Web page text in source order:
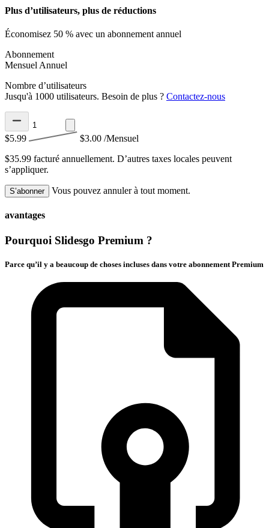
Plus d’utilisateurs, plus de réductions
Économisez 50 % avec un abonnement annuel
Abonnement
Mensuel Annuel
Nombre d’utilisateurs
Jusqu'à 1000 utilisateurs. Besoin de plus ? Contactez-nous
$5.99 $3.00 /Mensuel
$35.99 facturé annuellement. D’autres taxes locales peuvent
s’appliquer.
S’abonner Vous pouvez annuler à tout moment.
avantages
Pourquoi Slidesgo Premium ?
Parce qu’il y a beaucoup de choses incluses dans votre abonnement Premium